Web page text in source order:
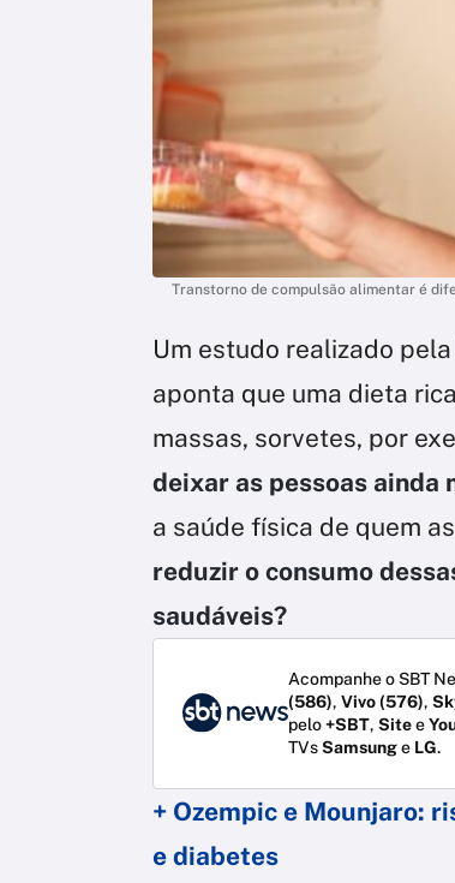
Transtorno de compulsão alimentar é
Um estudo realizado pela
aponta que uma dieta
massas, sorvetes, por
deixar as pessoas ainda
a saúde física de quem
reduzir o consumo
saudáveis?
Acompanhe o SBT
(586), Vivo (576),
pelo+SBT, Sitee
TVsSamsunge LG.
+ Ozempic e Mounjaro:
e diabetes